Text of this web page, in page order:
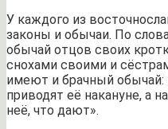
У каждого из
законы и обычаи. По
обычай отцов своих
снохами своими и
имеют и брачный обычай:
приводят её накануне, а
неё, что дают».